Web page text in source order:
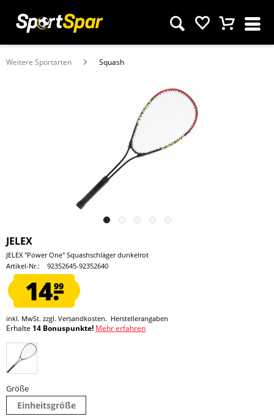
Weitere Sportarten Squash
JELEX
JELEX "Power One" Squashschläger dunkelrot
Artikel-Nr.:
92352645-92352640
14.99
inkl. MwSt. zzgl. Versandkosten. Herstellerangaben
Erhalte 14 Bonuspunkte! Mehr erfahren
Größe
Einheitsgröße